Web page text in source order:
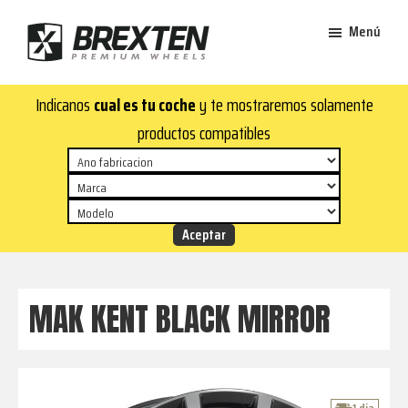
contenido
principal
de
página
Brexten
aluminio
premium
¡En
Brexten.com
encontrarás
aluminio
top!
y
estilo
Menú
Indicanos cual es tu cochey te mostraremos solamente
productos compatibles
MAK KENT BLACK MIRROR